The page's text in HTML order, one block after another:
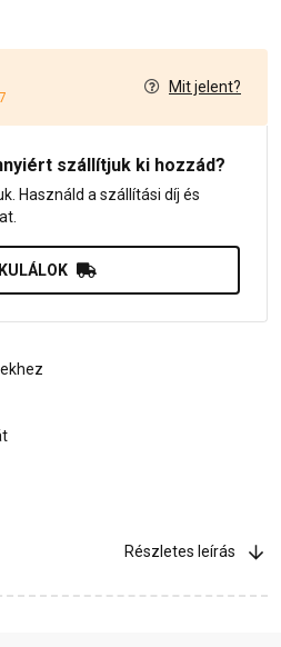
Mit jelent?
szállítjuk ki hozzád?
Használd a szállítási díj és
Részletes leírás